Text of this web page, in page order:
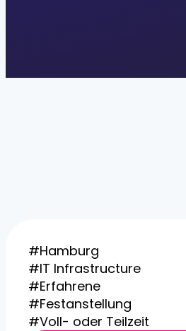
#Hamburg
#IT Infrastructure
#Erfahrene
#Festanstellung
#Voll- oder Teilzeit